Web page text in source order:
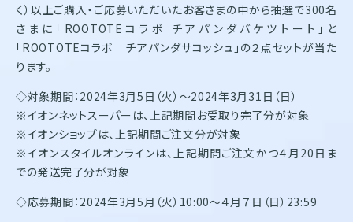
く）以上ご購入・ご応募いただいたお客さまの中から抽選で300名
さまに「ROOTOTEコラボ チアパンダバケツトート」と
「ROOTOTEコラボ チアパンダサコッシュ」の２点セットが当た
ります。
◇対象期間：2024年3月5日（火）～2024年3月31日（日）
※イオンネットスーパーは、上記期間お受取り完了分が対象
※イオンショップは、上記期間ご注文分が対象
※イオンスタイルオンラインは、上記期間ご注文かつ４月20日ま
での発送完了分が対象
◇応募期間：2024年3月5月（火）10:00～４月７日（日）23:59